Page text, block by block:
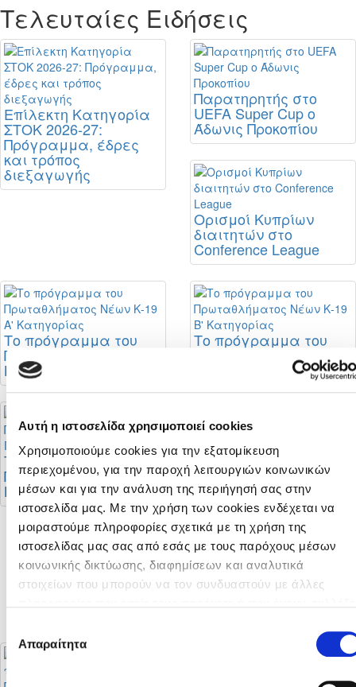
Αυτή η ιστοσελίδα χρησιμοποιεί cookies
Χρησιμοποιούμε cookies για την εξατομίκευση
περιεχομένου, για την παροχή λειτουργιών κοινωνικών
μέσων και για την ανάλυση της περιήγησή σας στην
ιστοσελίδα μας. Με την χρήση των cookies ενδέχεται να
μοιραστούμε πληροφορίες σχετικά με τη χρήση της
ιστοσελίδας μας σας από εσάς με τους παρόχους μέσων
κοινωνικής δικτύωσης, διαφημίσεων και αναλυτικά
στοιχείων που μπορούν να τον συνδυαστούν με άλλες
μάθετε περισσότερα σχετικά με την χρήση των Cookies
εδώ
συγκατάθεσης
Απαραίτητα
Τελευταίες Ειδήσεις
Επίλεκτη Κατηγορία
ΣΤΟΚ 2026-27:
Πρόγραμμα, έδρες
και τρόπος
διεξαγωγής
Παρατηρητής στο
UEFA Super Cup ο
Άδωνις Προκοπίου
Ορισμοί Κυπρίων
διαιτητών στο
Conference League
Το πρόγραμμα του
Πρωταθλήματος Νέων
Κ-19 Α' Κατηγορίας
Το πρόγραμμα του
Πρωταθλήματος Νέων
Κ-19 Β' Κατηγορίας
Το πρόγραμμα του
Πρωταθλήματος Νέων
Κ-19 Γ' Κατηγορίας
Διαιτητές φιλικών
αγώνων
Σταθερή η θέση της
ΚΟΠ για στήριξη της
πορείας της
αναβάθμισης του